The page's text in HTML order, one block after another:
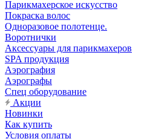
Парикмахерское искусство
Покраска волос
Одноразовое полотенце.
Воротнички
Аксессуары для парикмахеров
SPA продукция
Аэрография
Аэрографы
Спец оборудование
Акции
Новинки
Как купить
Условия оплаты